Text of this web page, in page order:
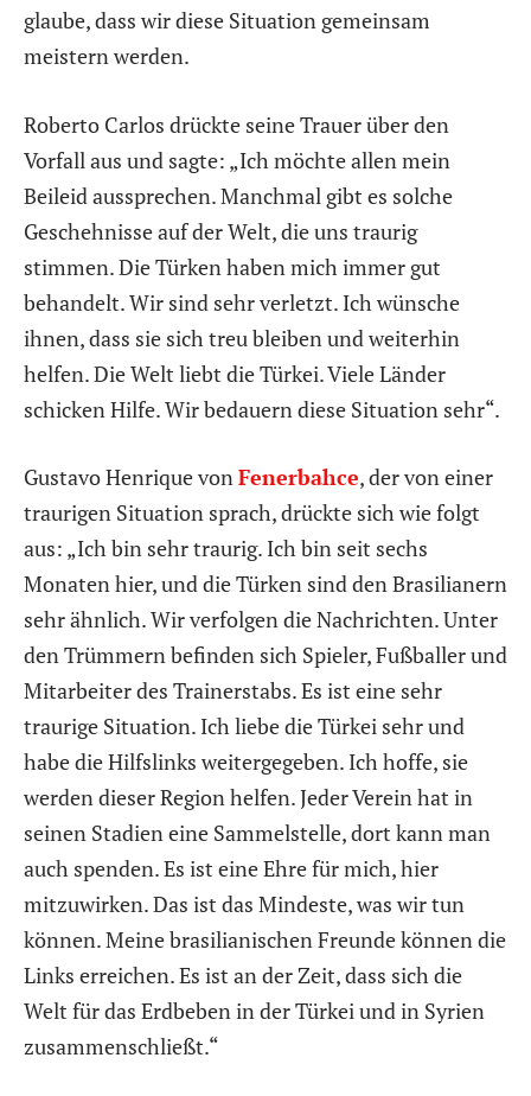
glaube, dass wir diese Situation gemeinsam
meistern werden.
Roberto Carlos drückte seine Trauer über den
Vorfall aus und sagte: „Ich möchte allen mein
Beileid aussprechen. Manchmal gibt es solche
Geschehnisse auf der Welt, die uns traurig
stimmen. Die Türken haben mich immer gut
behandelt. Wir sind sehr verletzt. Ich wünsche
ihnen, dass sie sich treu bleiben und weiterhin
helfen. Die Welt liebt die Türkei. Viele Länder
schicken Hilfe. Wir bedauern diese Situation sehr“.
Gustavo Henrique vonFenerbahce, der von einer
traurigen Situation sprach, drückte sich wie folgt
aus: „Ich bin sehr traurig. Ich bin seit sechs
Monaten hier, und die Türken sind den Brasilianern
sehr ähnlich. Wir verfolgen die Nachrichten. Unter
den Trümmern befinden sich Spieler, Fußballer und
Mitarbeiter des Trainerstabs. Es ist eine sehr
traurige Situation. Ich liebe die Türkei sehr und
habe die Hilfslinks weitergegeben. Ich hoffe, sie
werden dieser Region helfen. Jeder Verein hat in
seinen Stadien eine Sammelstelle, dort kann man
auch spenden. Es ist eine Ehre für mich, hier
mitzuwirken. Das ist das Mindeste, was wir tun
können. Meine brasilianischen Freunde können die
Links erreichen. Es ist an der Zeit, dass sich die
Welt für das Erdbeben in der Türkei und in Syrien
zusammenschließt.“